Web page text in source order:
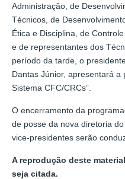
Administração, de
Técnicos, de
Ética e Disciplina, de
e de representantes dos
período da tarde, o
Dantas Júnior, apresentará a
Sistema CFC/CRCs”.
O encerramento da
de posse da nova diretoria
vice-presidentes serão
A reprodução deste
seja citada.